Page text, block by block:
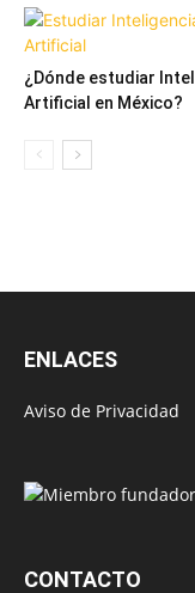
¿Dónde estudiar
Artificial en México?
ENLACES
Aviso de Privacidad
CONTACTO